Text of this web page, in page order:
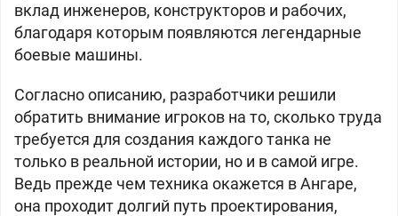
вклад инженеров, конструкторов и рабочих,
благодаря которым появляются легендарные
боевые машины.
Согласно описанию, разработчики решили
обратить внимание игроков на то, сколько труда
требуется для создания каждого танка не
только в реальной истории, но и в самой игре.
Ведь прежде чем техника окажется в Ангаре,
она проходит долгий путь проектирования,